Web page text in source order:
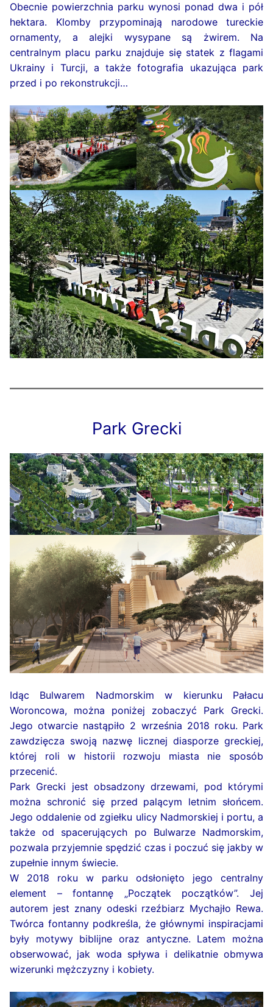
Obecnie powierzchnia parku wynosi ponad dwa i pół
hektara. Klomby przypominają narodowe tureckie
ornamenty, a alejki wysypane są żwirem. Na
centralnym placu parku znajduje się statek z flagami
Ukrainy i Turcji, a także fotografia ukazująca park
przed i po rekonstrukcji…
Park Grecki
Idąc Bulwarem Nadmorskim w kierunku Pałacu
Woroncowa, można poniżej zobaczyć Park Grecki.
Jego otwarcie nastąpiło 2 września 2018 roku. Park
zawdzięcza swoją nazwę licznej diasporze greckiej,
której roli w historii rozwoju miasta nie sposób
przecenić.
Park Grecki jest obsadzony drzewami, pod którymi
można schronić się przed palącym letnim słońcem.
Jego oddalenie od zgiełku ulicy Nadmorskiej i portu, a
także od spacerujących po Bulwarze Nadmorskim,
pozwala przyjemnie spędzić czas i poczuć się jakby w
zupełnie innym świecie.
W 2018 roku w parku odsłonięto jego centralny
element – fontannę „Początek początków”. Jej
autorem jest znany odeski rzeźbiarz Mychajło Rewa.
Twórca fontanny podkreśla, że głównymi inspiracjami
były motywy biblijne oraz antyczne. Latem można
obserwować, jak woda spływa i delikatnie obmywa
wizerunki mężczyzny i kobiety.